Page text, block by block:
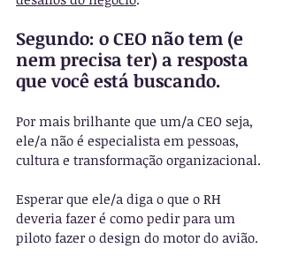
Segundo: o CEO não tem (e
nem precisa ter) a resposta
que você está buscando.
Por mais brilhante que um/a CEO seja,
ele/a não é especialista em pessoas,
cultura e transformação organizacional.
Esperar que ele/a diga o que o RH
deveria fazer é como pedir para um
piloto fazer o design do motor do avião.